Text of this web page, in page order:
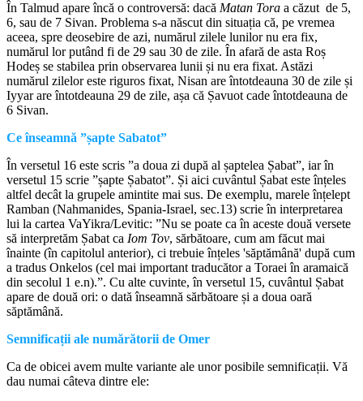
În Talmud apare încă o controversă: dacă Matan Tora a căzut de 5,
6, sau de 7 Sivan. Problema s-a născut din situația că, pe vremea
aceea, spre deosebire de azi, numărul zilele lunilor nu era fix,
numărul lor putând fi de 29 sau 30 de zile. În afară de asta Roș
Hodeș se stabilea prin observarea lunii și nu era fixat. Astăzi
numărul zilelor este riguros fixat, Nisan are întotdeauna 30 de zile și
Iyyar are întotdeauna 29 de zile, așa că Șavuot cade întotdeauna de
6 Sivan.
Ce înseamnă ”șapte Sabatot”
În versetul 16 este scris ”a doua zi după al șaptelea Șabat”, iar în
versetul 15 scrie ”șapte Șabatot”. Și aici cuvântul Șabat este înțeles
altfel decât la grupele amintite mai sus. De exemplu, marele înțelept
Ramban (Nahmanides, Spania-Israel, sec.13) scrie în interpretarea
lui la cartea VaYikra/Levitic: ”Nu se poate ca în aceste două versete
să interpretăm Șabat ca Iom Tov, sărbătoare, cum am făcut mai
înainte (în capitolul anterior), ci trebuie înțeles 'săptămână' după cum
a tradus Onkelos (cel mai important traducător a Toraei în aramaică
din secolul 1 e.n).”. Cu alte cuvinte, în versetul 15, cuvântul Șabat
apare de două ori: o dată înseamnă sărbătoare și a doua oară
săptămână.
Semnificații ale numărătoriide Omer
Ca de obicei avem multe variante ale unor posibile semnificații. Vă
dau numai câteva dintre ele: